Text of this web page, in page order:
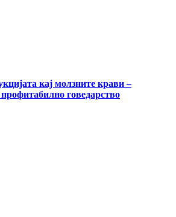
кај молзните крави –
говедарство